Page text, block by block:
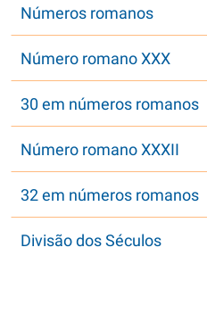
Números romanos
Número romano XXX
30 em números romanos
Número romano XXXII
32 em números romanos
Divisão dos Séculos